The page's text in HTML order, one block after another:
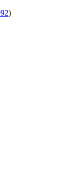
)